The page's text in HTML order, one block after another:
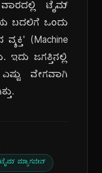
ಟೈಮ್
ಬದಲಿಗೆ ಒಂದು
(Machine
ಜಗತ್ತಿನಲ್ಲಿ
ವೇಗವಾಗಿ
ಟೈಮ್ ಮ್ಯಾಗಜೀನ್